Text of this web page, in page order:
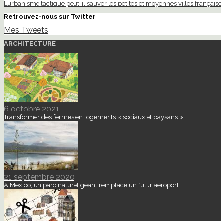
L’urbanisme tactique peut-il sauver les petites et moyennes villes
Retrouvez-nous sur Twitter
Mes Tweets
ARCHITECTURE
6 octobre 2021
Transformer des fermes en logements « sociaux et paysans »
21 septembre 2020
A Mexico, un parc naturel géant remplace un futur aéroport